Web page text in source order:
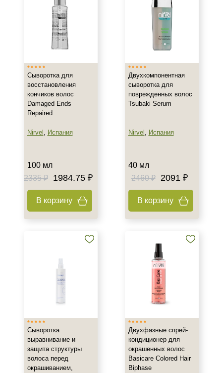
Сыворотка для
восстановления
кончиков волос
Damaged Ends
Repaired
Nirvel , Испания
100 мл
2335 ₽
1984.75 ₽
В корзину
Двухкомпонентная
сыворотка для
поврежденных волос
Tsubaki Serum
Nirvel , Испания
40 мл
2460 ₽
2091 ₽
В корзину
Сыворотка
выравнивание и
защита структуры
волоса перед
окрашиванием,
Двухфазные спрей-
кондиционер для
окрашенных волос
Basicare Colored Hair
Biphase